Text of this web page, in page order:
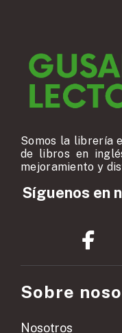
Somos la librería
de libros en
mejoramiento y
Síguenos en
Sobre
Nosotros